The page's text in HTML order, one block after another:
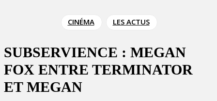
CINÉMA LES ACTUS
SUBSERVIENCE : MEGAN
FOX ENTRE TERMINATOR
ET MEGAN